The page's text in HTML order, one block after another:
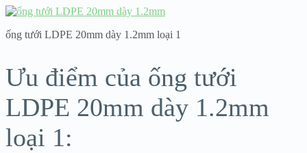
ống tưới LDPE 20mm dày 1.2mm loại 1
Ưu điểm của ống tưới
LDPE 20mm dày 1.2mm
loại 1: